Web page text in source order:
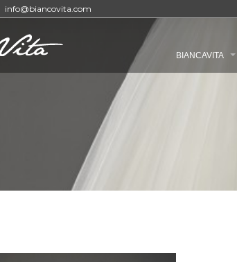
info@biancovita.com
BIANCAVITA